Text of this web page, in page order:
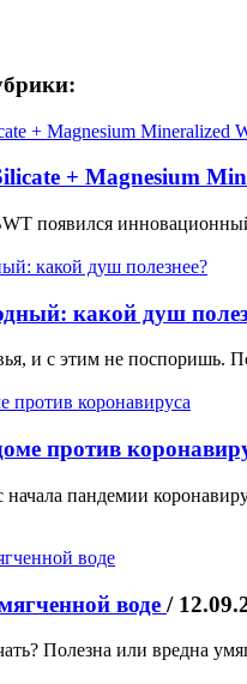
+ Magnesium
появился
какой душ
и с этим не
против
начала пандемии
воде /
Полезна или вредна